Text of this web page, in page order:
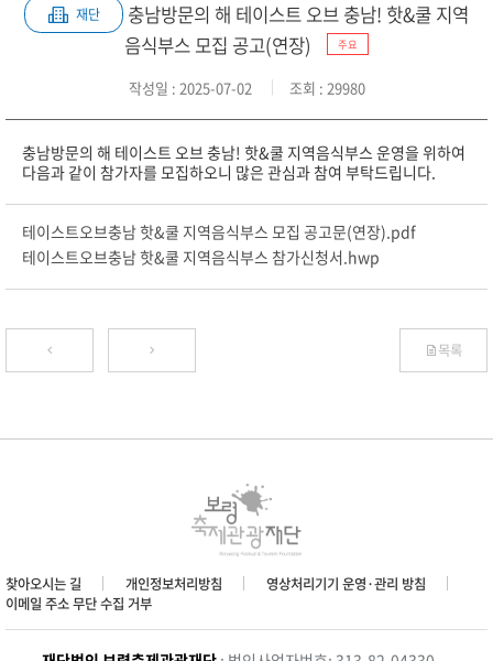
재단
충남방문의 해 테이스트 오브 충남! 핫&쿨 지역
음식부스 모집 공고(연장)
주요
작성일 : 2025-07-02 조회 : 29980
충남방문의 해 테이스트 오브 충남! 핫&쿨 지역음식부스 운영을 위하여
다음과 같이 참가자를 모집하오니 많은 관심과 참여 부탁드립니다.
테이스트오브충남 핫&쿨 지역음식부스 모집 공고문(연장).pdf
테이스트오브충남 핫&쿨 지역음식부스 참가신청서.hwp
목록
찾아오시는 길 개인정보처리방침
영상처리기기 운영·관리 방침
이메일 주소 무단 수집 거부